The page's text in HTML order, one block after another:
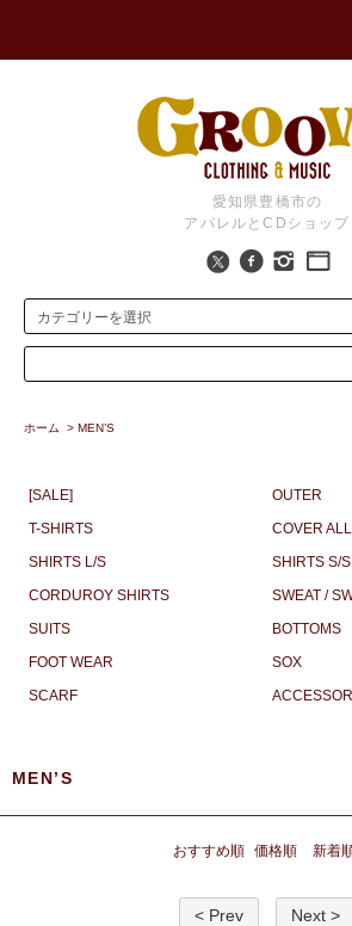
愛知県豊橋市の
アパレルとCDショップ
ホーム > MEN’S
[SALE]
OUTER
T-SHIRTS
COVER ALL
SHIRTS L/S
SHIRTS S/S
CORDUROY SHIRTS
SWEAT /
SUITS
BOTTOMS
FOOT WEAR
SOX
SCARF
MEN’S
おすすめ順 価格順 新着
< Prev Next >